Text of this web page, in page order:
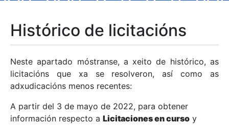
Mostrar/Ocultar
Mostrar/Ocultar
Histórico de licitacións
Neste apartado móstranse, a xeito de histórico, as
licitacións que xa se resolveron, así como as
adxudicacións menos recentes:
A partir del 3 de mayo de 2022, para obtener
información respecto a Licitaciones en curso y